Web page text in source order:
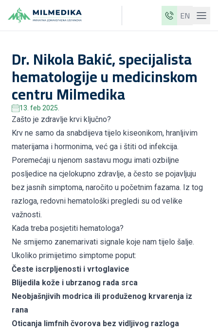
EN
Naše klinike
Usluge
Ljekari
Cjenovnik
O nama
Aktuelnosti
Blog
Kontakt
ME
Dr. Nikola Bakić, specijalista
hematologije u medicinskom
centru Milmedika
13. feb 2025.
Zašto je zdravlje krvi ključno?
Krv ne samo da snabdijeva tijelo kiseonikom, hranljivim
materijama i hormonima, već ga i štiti od infekcija.
Poremećaji u njenom sastavu mogu imati ozbiljne
posljedice na cjelokupno zdravlje, a često se pojavljuju
bez jasnih simptoma, naročito u početnim fazama. Iz tog
razloga, redovni hematološki pregledi su od velike
važnosti.
Kada treba posjetiti hematologa?
Ne smijemo zanemarivati signale koje nam tijelo šalje.
Ukoliko primijetimo simptome poput:
Česte iscrpljenosti i vrtoglavice
Blijedila kože i ubrzanog rada srca
Neobjašnjivih modrica ili produženog krvarenja iz
rana
Oticanja limfnih čvorova bez vidljivog razloga